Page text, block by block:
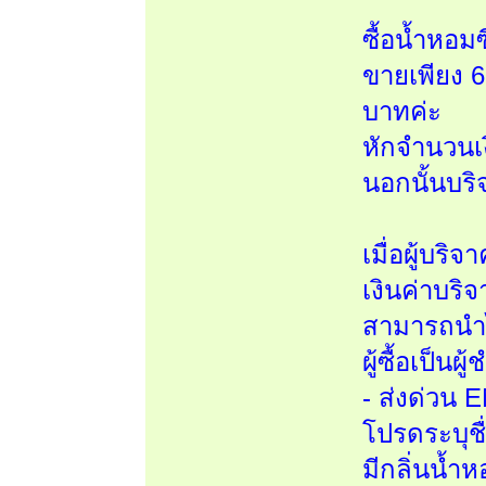
ซื้อน้ำหอม
ขายเพียง
บาทค่ะ
หักจำนวน
นอกนั้นบริ
เมื่อผู้บริจ
เงินค่าบริ
สามารถน
ผู้ซื้อเป็นผู้
- ส่งด่วน
โปรดระบุ
มีกลิ่นน้ำห